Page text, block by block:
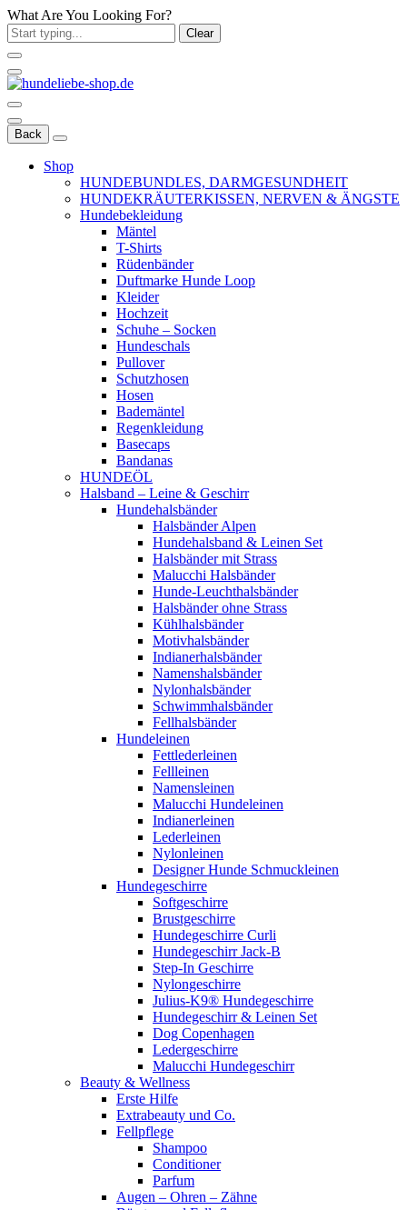
What Are You Looking For?
Clear
Back
Shop
HUNDEBUNDLES, DARMGESUNDHEIT
HUNDEKRÄUTERKISSEN, NERVEN & ÄNGSTE
Hundebekleidung
Mäntel
T-Shirts
Rüdenbänder
Duftmarke Hunde Loop
Kleider
Hochzeit
Schuhe – Socken
Hundeschals
Pullover
Schutzhosen
Hosen
Bademäntel
Regenkleidung
Basecaps
Bandanas
HUNDEÖL
Halsband – Leine & Geschirr
Hundehalsbänder
Halsbänder Alpen
Hundehalsband & Leinen Set
Halsbänder mit Strass
Malucchi Halsbänder
Hunde-Leuchthalsbänder
Halsbänder ohne Strass
Kühlhalsbänder
Motivhalsbänder
Indianerhalsbänder
Namenshalsbänder
Nylonhalsbänder
Schwimmhalsbänder
Fellhalsbänder
Hundeleinen
Fettlederleinen
Fellleinen
Namensleinen
Malucchi Hundeleinen
Indianerleinen
Lederleinen
Nylonleinen
Designer Hunde Schmuckleinen
Hundegeschirre
Softgeschirre
Brustgeschirre
Hundegeschirre Curli
Hundegeschirr Jack-B
Step-In Geschirre
Nylongeschirre
Julius-K9® Hundegeschirre
Hundegeschirr & Leinen Set
Dog Copenhagen
Ledergeschirre
Malucchi Hundegeschirr
Beauty & Wellness
Erste Hilfe
Extrabeauty und Co.
Fellpflege
Shampoo
Conditioner
Parfum
Augen – Ohren – Zähne